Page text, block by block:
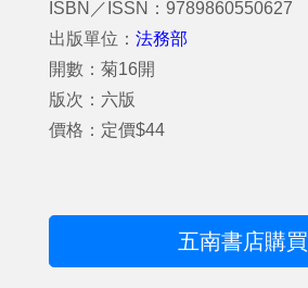
ISBN／ISSN：9789860550627
出版單位： 法務部
開數：菊16開
版次：六版
價格：定價$44
五南書店購買